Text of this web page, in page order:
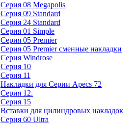
Cерия 08 Megapolis
Cерия 09 Standard
Cерия 24 Standard
Серия 01 Simple
Серия 05 Premier
Серия 05 Premier сменные накладки
Cерия Windrose
Серия 10
Серия 11
Накладки для Серии Apecs 72
Серия 12.
Серия 15
Вставки для цилиндровых накладок
Серия 60 Ultra